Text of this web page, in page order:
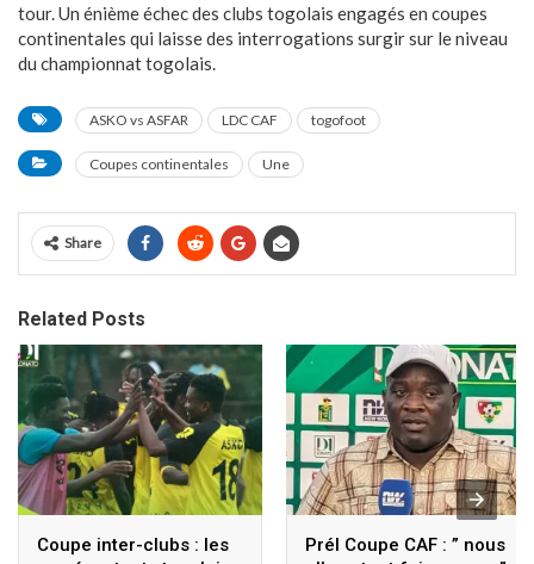
tour. Un énième échec des clubs togolais engagés en coupes
continentales qui laisse des interrogations surgir sur le niveau
du championnat togolais.
ASKO vs ASFAR LDC CAF togofoot
Coupes continentales Une
Share
Related Posts
Coupe inter-clubs : les
Prél Coupe CAF : ” nous